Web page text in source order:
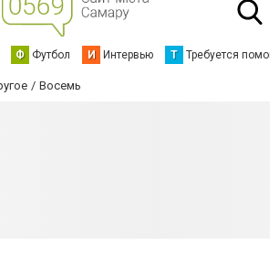
Ф Футбол И Интервью Т Требуется
Восемь